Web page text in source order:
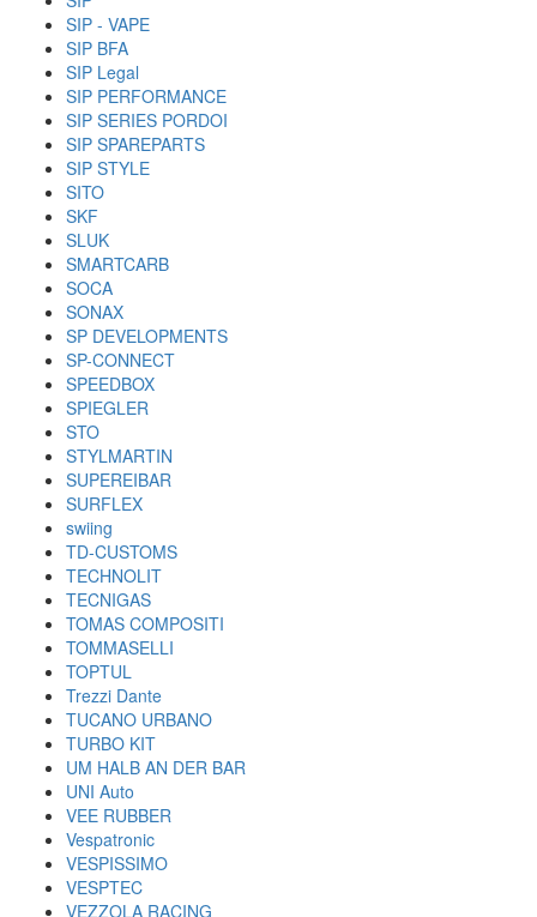
SIP - VAPE
SIP BFA
SIP Legal
SIP PERFORMANCE
SIP SERIES PORDOI
SIP SPAREPARTS
SIP STYLE
SITO
SKF
SLUK
SMARTCARB
SOCA
SONAX
SP DEVELOPMENTS
SP-CONNECT
SPEEDBOX
SPIEGLER
STO
STYLMARTIN
SUPEREIBAR
SURFLEX
swiing
TD-CUSTOMS
TECHNOLIT
TECNIGAS
TOMAS COMPOSITI
TOMMASELLI
TOPTUL
Trezzi Dante
TUCANO URBANO
TURBO KIT
UM HALB AN DER BAR
UNI Auto
VEE RUBBER
Vespatronic
VESPISSIMO
VESPTEC
VEZZOLA RACING